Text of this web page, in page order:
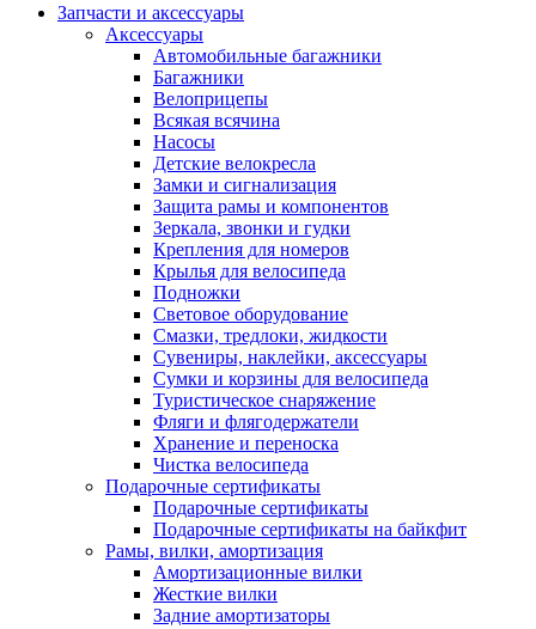
Запчасти и аксессуары
Аксессуары
Автомобильные багажники
Багажники
Велоприцепы
Всякая всячина
Насосы
Детские велокресла
Замки и сигнализация
Защита рамы и компонентов
Зеркала, звонки и гудки
Крепления для номеров
Крылья для велосипеда
Подножки
Световое оборудование
Смазки, тредлоки, жидкости
Сувениры, наклейки, аксессуары
Сумки и корзины для велосипеда
Туристическое снаряжение
Фляги и флягодержатели
Хранение и переноска
Чистка велосипеда
Подарочные сертификаты
Подарочные сертификаты
Подарочные сертификаты на байкфит
Рамы, вилки, амортизация
Амортизационные вилки
Жесткие вилки
Задние амортизаторы